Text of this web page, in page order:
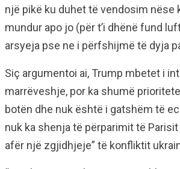
një pikë ku duhet të vendosim nëse
mundur apo jo (për t’i dhënë fund
arsyeja pse ne i përfshijmë të dyja
Siç argumentoi ai, Trump mbetet i
marrëveshje, por ka shumë
botën dhe nuk është i gatshëm të
nuk ka shenja të përparimit të
afër një zgjidhjeje” të konfliktit